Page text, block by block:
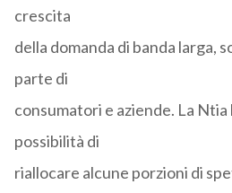
crescita
della domanda di banda larga,
parte di
consumatori e aziende. La Ntia
possibilità di
riallocare alcune porzioni di